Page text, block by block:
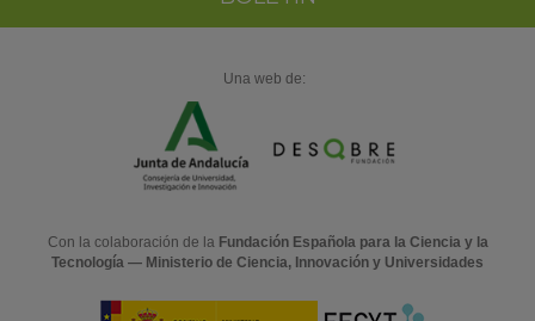
Una web de:
Con la colaboración de la Fundación Española para la Ciencia y la
Tecnología — Ministerio de Ciencia, Innovación y Universidades